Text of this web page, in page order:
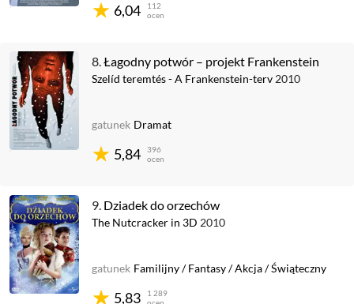
6,04
112
ocen
8.Łagodny potwór – projekt Frankenstein
Szelíd teremtés - A Frankenstein-terv 2010
5,84
396
ocen
gatunek Dramat
9. Dziadek do orzechów
The Nutcracker in 3D 2010
5,83
1 289
gatunek Familijny/Fantasy/Akcja/Świąteczny